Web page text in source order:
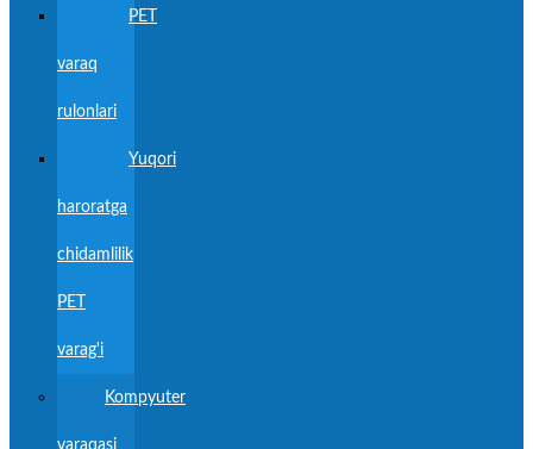
PET
varaq
rulonlari
Yuqori
haroratga
chidamlilik
PET
varag'i
Kompyuter
varaqasi